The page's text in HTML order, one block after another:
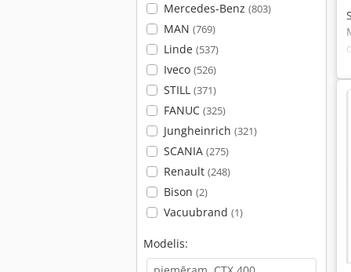
Mercedes-Benz (803)
MAN (769)
Linde (537)
Iveco (526)
STILL (371)
FANUC (325)
Jungheinrich (321)
SCANIA (275)
Renault (248)
Bison (2)
Vacuubrand (1)
Modelis: